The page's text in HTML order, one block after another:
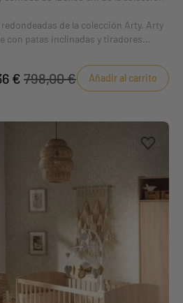
de la colección Arty. Arty
con patas inclinadas y tiradores
€ 798,00 € Añadir al carrito
borrar